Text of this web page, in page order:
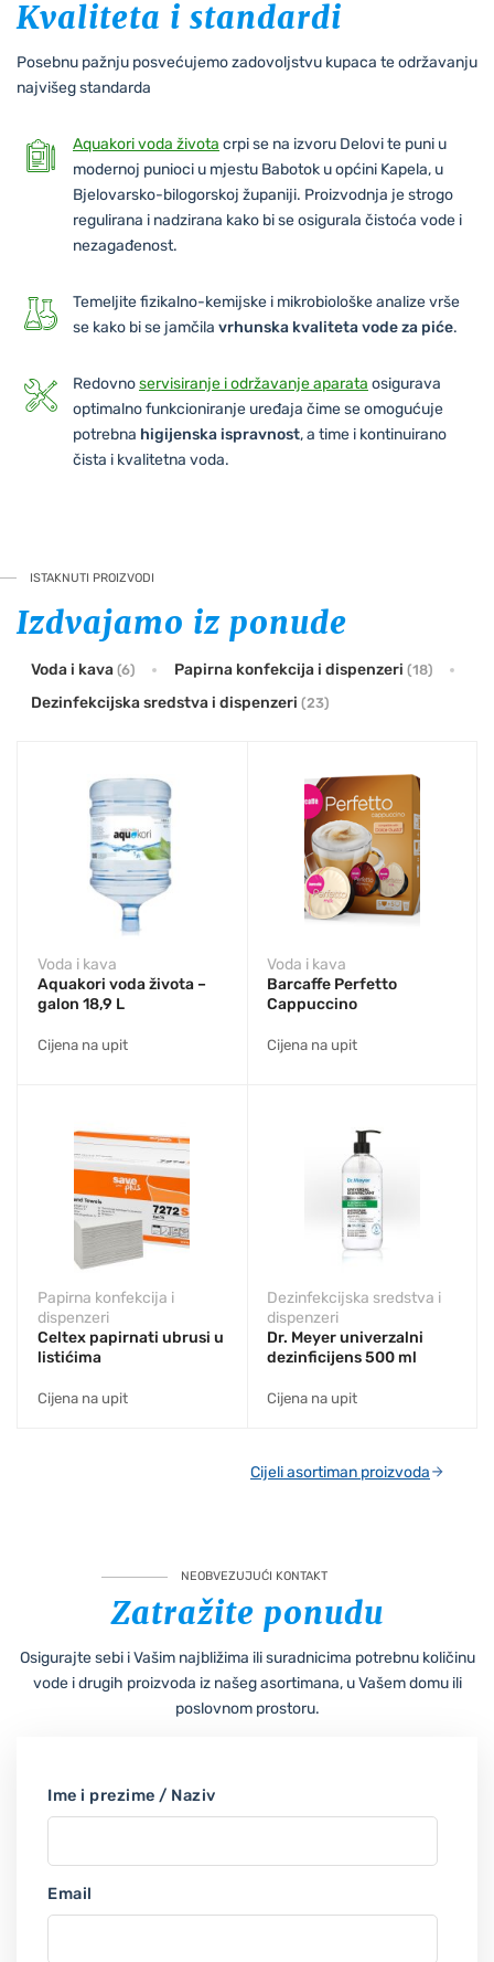
Kvaliteta i standardi
Posebnu pažnju posvećujemo zadovoljstvu kupaca te održavanju
najvišeg standarda
Aquakori voda života crpi se na izvoru Delovi te puni u
modernoj punioci u mjestu Babotok u općini Kapela, u
Bjelovarsko-bilogorskoj županiji. Proizvodnja je strogo
regulirana i nadzirana kako bi se osigurala čistoća vode i
nezagađenost.
Temeljite fizikalno-kemijske i mikrobiološke analize vrše
se kako bi se jamčila vrhunska kvaliteta vode za piće.
Redovnoservisiranje i održavanje aparata osigurava
optimalno funkcioniranje uređaja čime se omogućuje
potrebna higijenska ispravnost, a time i kontinuirano
čista i kvalitetna voda.
ISTAKNUTI PROIZVODI
Izdvajamo iz ponude
Voda i kava (6) Papirna konfekcija i dispenzeri (18)
Dezinfekcijska sredstva i dispenzeri (23)
Voda i kava
Aquakori voda života –
galon 18,9 L
Cijena na upit
Voda i kava
Barcaffe Perfetto
Cappuccino
Cijena na upit
Papirna konfekcija i
dispenzeri
Celtex papirnati ubrusi u
listićima
Cijena na upit
Dezinfekcijska sredstva i
dispenzeri
Dr. Meyer univerzalni
dezinficijens 500 ml
Cijena na upit
Cijeli asortiman proizvoda
NEOBVEZUJUĆI KONTAKT
Zatražite ponudu
Osigurajte sebi i Vašim najbližima ili suradnicima potrebnu količinu
vode i drugih proizvoda iz našeg asortimana, u Vašem domu ili
poslovnom prostoru.
Ime i prezime / Naziv
Email